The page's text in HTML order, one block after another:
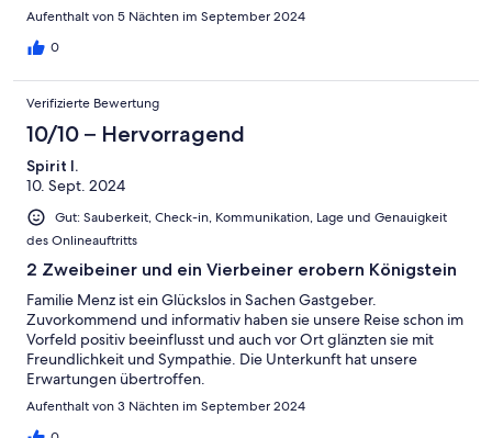
Aufenthalt von 5 Nächten im September 2024
0
Verifizierte Bewertung
10/10 – Hervorragend
Spirit I.
10. Sept. 2024
Gut: Sauberkeit, Check-in, Kommunikation, Lage und Genauigkeit
des Onlineauftritts
2 Zweibeiner und ein Vierbeiner erobern Königstein
Familie Menz ist ein Glückslos in Sachen Gastgeber.
Zuvorkommend und informativ haben sie unsere Reise schon im
Vorfeld positiv beeinflusst und auch vor Ort glänzten sie mit
Freundlichkeit und Sympathie. Die Unterkunft hat unsere
Erwartungen übertroffen.
Aufenthalt von 3 Nächten im September 2024